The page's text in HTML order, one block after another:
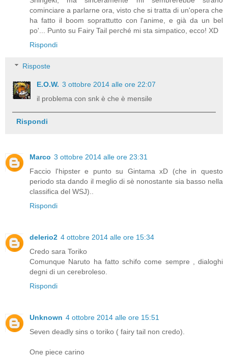
cominciare a parlarne ora, visto che si tratta di un'opera che
ha fatto il boom soprattutto con l'anime, e già da un bel
po'... Punto su Fairy Tail perché mi sta simpatico, ecco! XD
Rispondi
Risposte
E.O.W. 3 ottobre 2014 alle ore 22:07
il problema con snk è che è mensile
Rispondi
Marco 3 ottobre 2014 alle ore 23:31
Faccio l'hipster e punto su Gintama xD (che in questo
periodo sta dando il meglio di sè nonostante sia basso nella
classifica del WSJ)..
Rispondi
delerio2 4 ottobre 2014 alle ore 15:34
Credo sara Toriko
Comunque Naruto ha fatto schifo come sempre , dialoghi
degni di un cerebroleso.
Rispondi
Unknown 4 ottobre 2014 alle ore 15:51
Seven deadly sins o toriko ( fairy tail non credo).
One piece carino